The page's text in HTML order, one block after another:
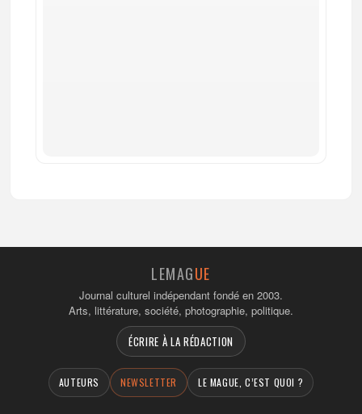
LEMAGUE
Journal culturel indépendant fondé en 2003.
Arts, littérature, société, photographie, politique.
ÉCRIRE À LA RÉDACTION
AUTEURS NEWSLETTER LE MAGUE, C’EST QUOI ?